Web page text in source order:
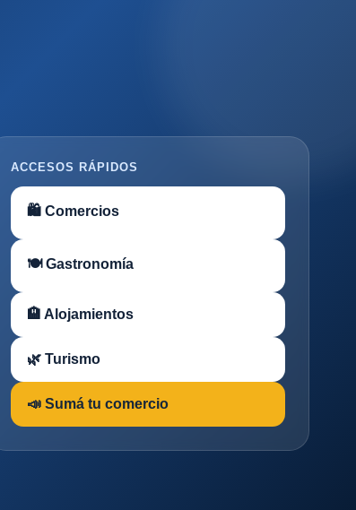
ACCESOS RÁPIDOS
🛍 Comercios
🍽 Gastronomía
🏨 Alojamientos
🌿 Turismo
📣 Sumá tu comercio